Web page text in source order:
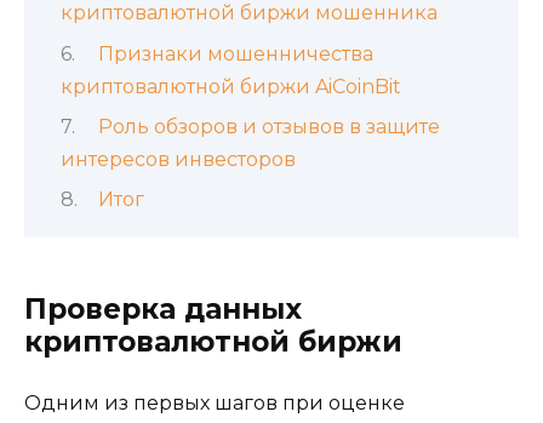
криптовалютной биржи мошенника
Признаки мошенничества
криптовалютной биржи AiCoinBit
Роль обзоров и отзывов в защите
интересов инвесторов
Итог
Проверка данных
криптовалютной биржи
Одним из первых шагов при оценке